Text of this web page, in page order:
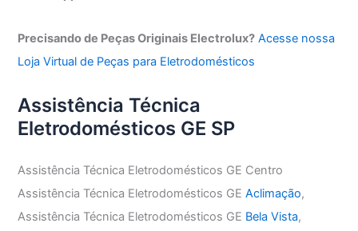
Precisando de Peças Originais Electrolux? Acesse nossa
Loja Virtual de Peças para Eletrodomésticos
Assistência Técnica
Eletrodomésticos GE SP
Assistência Técnica Eletrodomésticos GE Centro
Assistência Técnica Eletrodomésticos GEAclimação,
Assistência Técnica Eletrodomésticos GE Bela Vista,